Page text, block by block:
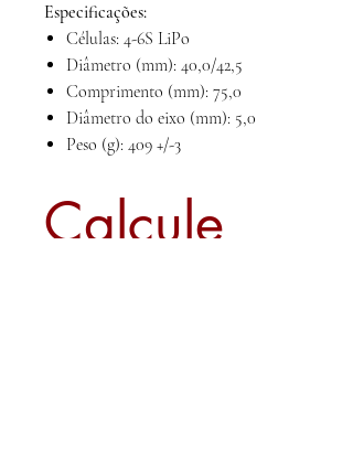
Especificações:
Células: 4-6S LiPo
Diâmetro (mm): 40,0/42,5
Comprimento (mm): 75,0
Diâmetro do eixo (mm): 5,0
Peso (g): 409 +/-3
Calcule